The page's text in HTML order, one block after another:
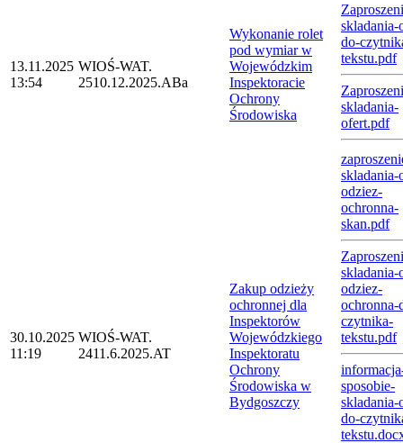
13.11.2025
13:54
WIOŚ-WAT.
2510.12.2025.ABa
Wykonanie rolet
pod wymiar w
Wojewódzkim
Inspektoracie
Ochrony
Środowiska
skladania-
do-
tekstu.pdf
skladania-
ofert.pdf
30.10.2025
11:19
WIOŚ-WAT.
2411.6.2025.AT
Zakup odzieży
ochronnej dla
Inspektorów
Wojewódzkiego
Inspektoratu
Ochrony
Środowiska w
Bydgoszczy
skladania-
odziez-
ochronna-
skan.pdf
skladania-
odziez-
ochronna-
czytnika-
tekstu.pdf
sposobie-
skladania-
do-